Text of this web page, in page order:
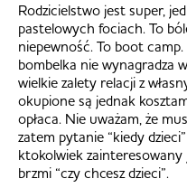
Rodzicielstwo jest super,
pastelowych fociach. To
niepewność. To boot
bombelka nie wynagradza
wielkie zalety relacji z
okupione są jednak
opłaca. Nie uważam, że
zatem pytanie “kiedy
ktokolwiek
brzmi “czy chcesz dzieci”.